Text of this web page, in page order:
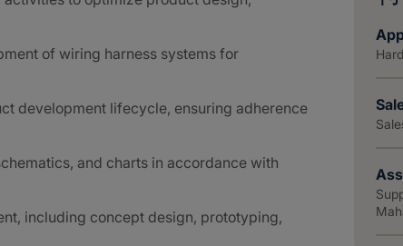
of wiring harness systems for
development lifecycle, ensuring adherence
and charts in accordance with
including concept design, prototyping,